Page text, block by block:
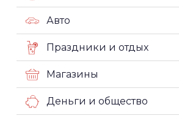
Авто
Праздники и отдых
Магазины
Деньги и общество